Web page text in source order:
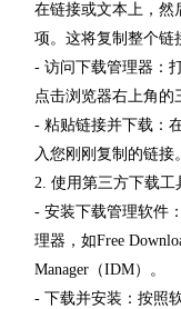
在链接或文本上，然
项。这将复制整个链
- 访问下载管理器：
点击浏览器右上角的
- 粘贴链接并下载：
入您刚刚复制的链接
2. 使用第三方下载工
- 安装下载管理软件
理器，如Free
Manager（IDM）。
- 下载并安装：按照